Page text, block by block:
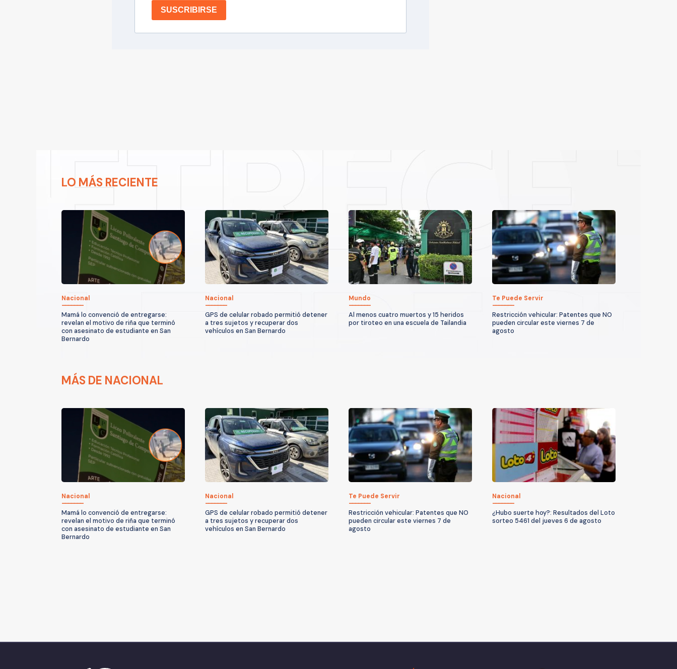
SUSCRIBIRSE
LO MÁS RECIENTE
Nacional
Mamá lo convenció de entregarse:
revelan el motivo de riña que terminó
con asesinato de estudiante en San
Bernardo
Nacional
GPS de celular robado permitió detener
a tres sujetos y recuperar dos
vehículos en San Bernardo
Mundo
Al menos cuatro muertos y 15 heridos
por tiroteo en una escuela de Tailandia
Te Puede Servir
Restricción vehicular: Patentes que NO
pueden circular este viernes 7 de
agosto
MÁS DE NACIONAL
Nacional
Mamá lo convenció de entregarse:
revelan el motivo de riña que terminó
con asesinato de estudiante en San
Bernardo
Nacional
GPS de celular robado permitió detener
a tres sujetos y recuperar dos
vehículos en San Bernardo
Te Puede Servir
Restricción vehicular: Patentes que NO
pueden circular este viernes 7 de
agosto
Nacional
¿Hubo suerte hoy?: Resultados del Loto
sorteo 5461 del jueves 6 de agosto